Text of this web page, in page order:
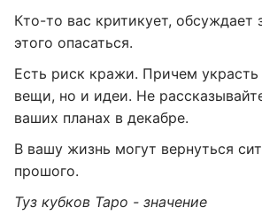
Кто-то вас критикует, обсуждает
этого опасаться.
Есть риск кражи. Причем украсть
вещи, но и идеи. Не
ваших планах в декабре.
В вашу жизнь могут вернуться
прошого.
Туз кубков Таро - значение